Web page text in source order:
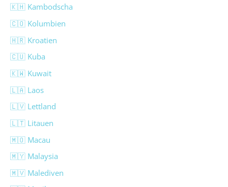
🇰🇭 Kambodscha
🇨🇴 Kolumbien
🇭🇷 Kroatien
🇨🇺 Kuba
🇰🇼 Kuwait
🇱🇦 Laos
🇱🇻 Lettland
🇱🇹 Litauen
🇲🇴 Macau
🇲🇾 Malaysia
🇲🇻 Malediven